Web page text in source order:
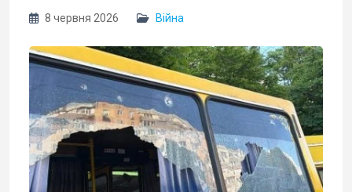
8 червня 2026 Війна